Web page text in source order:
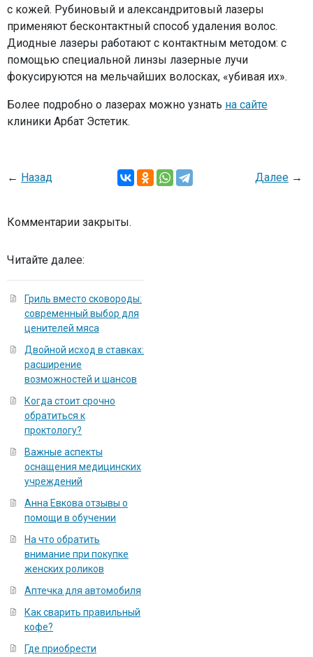
с кожей. Рубиновый и александритовый лазеры
применяют бесконтактный способ удаления волос.
Диодные лазеры работают с контактным методом: с
помощью специальной линзы лазерные лучи
фокусируются на мельчайших волосках, «убивая их».
Более подробно о лазерах можно узнать на сайте
клиники Арбат Эстетик.
← Назад Далее →
Комментарии закрыты.
Читайте далее:
Гриль вместо сковороды:
современный выбор для
ценителей мяса
Двойной исход в ставках:
расширение
возможностей и шансов
Когда стоит срочно
обратиться к
проктологу?
Важные аспекты
оснащения медицинских
учреждений
Анна Евкова отзывы о
помощи в обучении
На что обратить
внимание при покупке
женских роликов
Аптечка для автомобиля
Как сварить правильный
кофе?
Где приобрести